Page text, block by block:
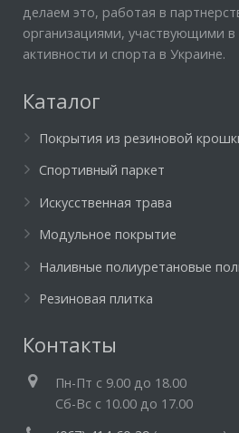
делаем это, работая в
организациями, участвующими в
активности и спорта в Украине.
Каталог
Покрытия из резиновой
Спортивный паркет
Искусственная трава
Модульное покрытие
Наливные полиуретановые
Резиновая плитка
Контакты
Пн-Пт c 9.00 до 18.00
Cб-Вс с 10.00 до 17.00